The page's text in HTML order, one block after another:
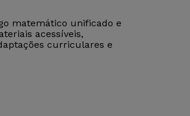
matemático unificado e
acessíveis,
curriculares e